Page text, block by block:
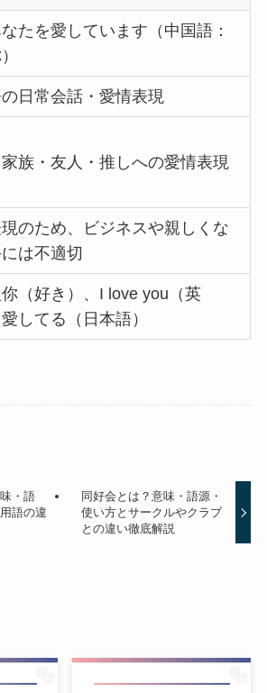
たを愛しています（中国語：
日常会話・愛情表現
族・友人・推しへの愛情表現
のため、ビジネスや親しくな
は不適切
（好き）、I love you（英
してる（日本語）
・語
語の違
同好会とは？意味・語源・
使い方とサークルやクラブ
との違い徹底解説